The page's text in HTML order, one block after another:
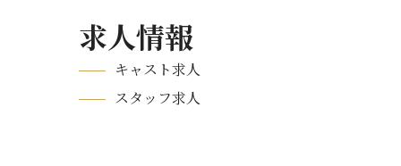
求人情報
キャスト求人
スタッフ求人